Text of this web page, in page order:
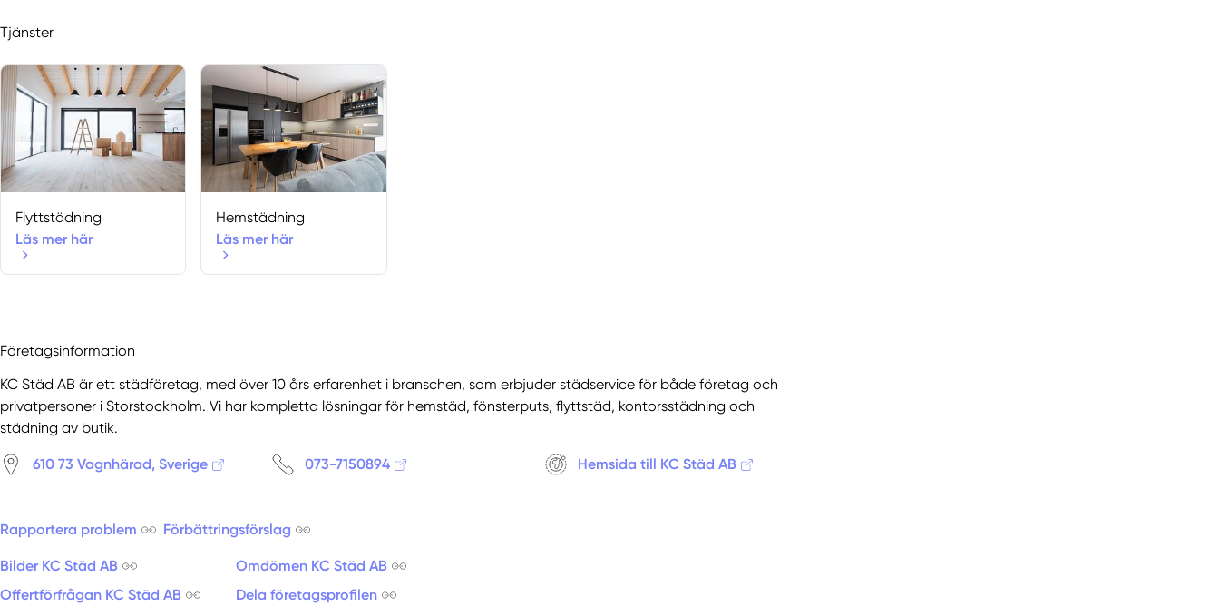
Tjänster
Flyttstädning
Läs mer här
Hemstädning
Läs mer här
Företagsinformation
KC Städ AB är ett städföretag, med över 10 års erfarenhet i branschen, som erbjuder städservice för både företag och
privatpersoner i Storstockholm. Vi har kompletta lösningar för hemstäd, fönsterputs, flyttstäd, kontorsstädning och
städning av butik.
610 73 Vagnhärad, Sverige 073-7150894 Hemsida till KC Städ AB
Rapportera problem Förbättringsförslag
Bilder KC Städ AB
Omdömen KC Städ AB
Offertförfrågan KC Städ AB
Dela företagsprofilen